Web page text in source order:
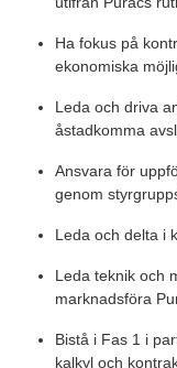
Ha fokus på
ekonomiska
Leda och driva
åstadkomma
Ansvara för
genom
Leda och delta i
Leda teknik och
marknadsföra
Bistå i Fas 1 i
kalkyl och